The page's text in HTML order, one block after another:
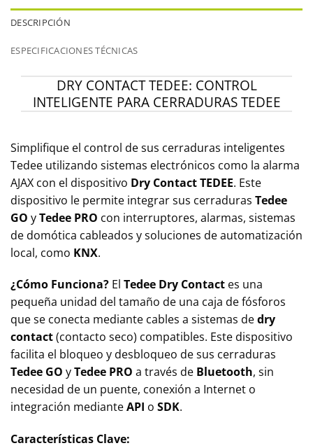
DESCRIPCIÓN
ESPECIFICACIONES TÉCNICAS
DRY CONTACT TEDEE: CONTROL
INTELIGENTE PARA CERRADURAS TEDEE
Simplifique el control de sus cerraduras inteligentes
Tedee utilizando sistemas electrónicos como la alarma
AJAX con el dispositivo Dry Contact TEDEE. Este
dispositivo le permite integrar sus cerraduras Tedee
GO yTedee PRO con interruptores, alarmas, sistemas
de domótica cableados y soluciones de automatización
local, como KNX.
¿Cómo Funciona? El Tedee Dry Contact es una
pequeña unidad del tamaño de una caja de fósforos
que se conecta mediante cables a sistemas dedry
contact(contacto seco) compatibles. Este dispositivo
facilita el bloqueo y desbloqueo de sus cerraduras
Tedee GO yTedee PRO a través de Bluetooth, sin
necesidad de un puente, conexión a Internet o
integración medianteAPI o SDK.
Características Clave: